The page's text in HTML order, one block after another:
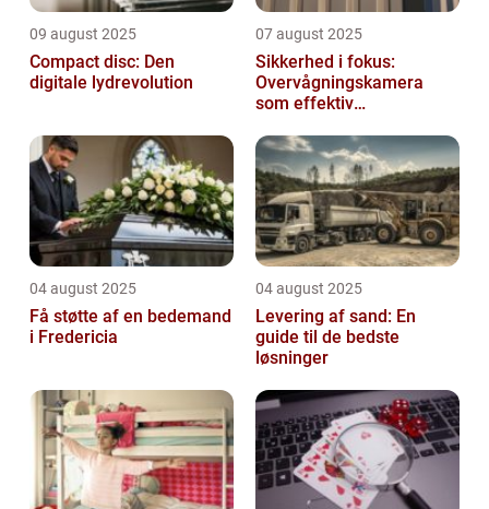
09 august 2025
Compact disc: Den
digitale lydrevolution
07 august 2025
Sikkerhed i fokus:
Overvågningskamera
som effektiv
04 august 2025
Få støtte af en bedemand
i Fredericia
04 august 2025
Levering af sand: En
guide til de bedste
løsninger